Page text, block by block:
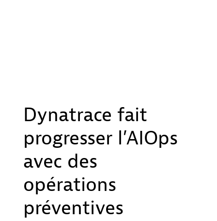
Dynatrace fait
progresser l’AIOps
avec des
opérations
préventives